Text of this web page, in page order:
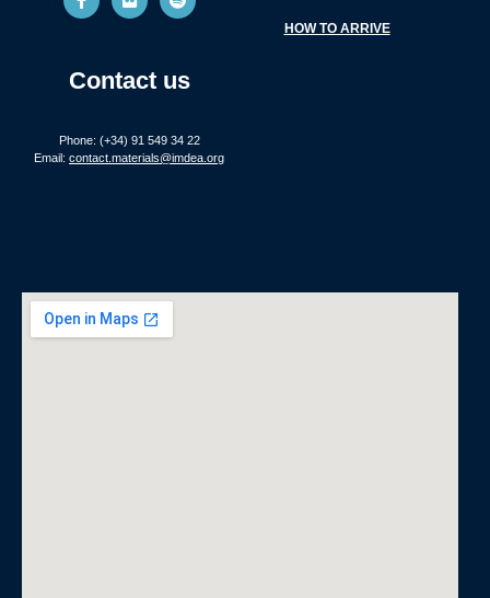
Contact us
Phone: (+34) 91 549 34 22
Email: contact.materials@imdea.org
HOW TO ARRIVE